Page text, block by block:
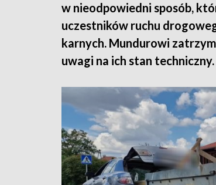
w nieodpowiedni sposób,
uczestników ruchu
karnych. Mundurowi
uwagi na ich stan techniczny.